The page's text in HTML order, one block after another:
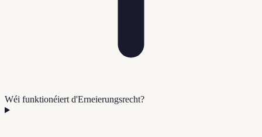
Wéi funktionéiert d'Erneierungsrecht?